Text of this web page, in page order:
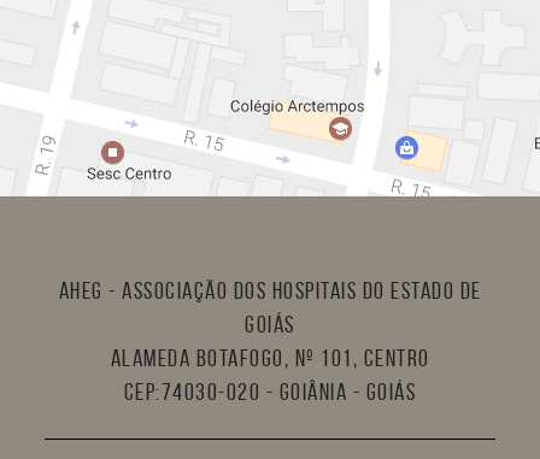
AHEG - Associação dos Hospitais do Estado de
Goiás
Alameda Botafogo, nº 101, Centro
CEP:74030-020 - Goiânia - Goiás